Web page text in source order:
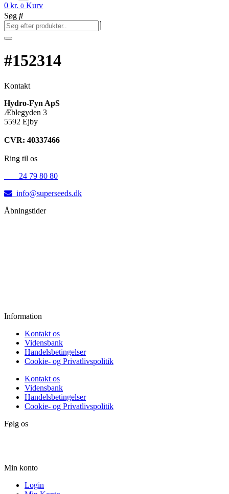
0 kr. 0 Kurv
Søg
#152314
Kontakt
Hydro-Fyn ApS
Æblegyden 3
5592 Ejby
CVR: 40337466
Ring til os
24 79 80 80
info@superseeds.dk
Åbningstider
Information
Kontakt os
Vidensbank
Handelsbetingelser
Cookie- og Privatlivspolitik
Kontakt os
Vidensbank
Handelsbetingelser
Cookie- og Privatlivspolitik
Følg os
Min konto
Login